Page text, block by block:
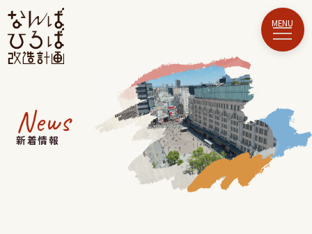
News
新着情報